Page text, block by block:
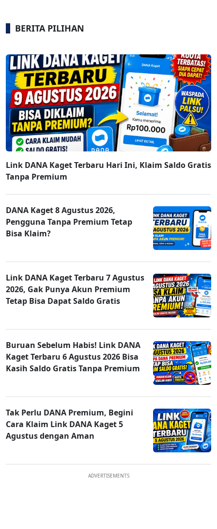
BERITA PILIHAN
Link DANA Kaget Terbaru Hari Ini, Klaim Saldo Gratis
Tanpa Premium
DANA Kaget 8 Agustus 2026,
Pengguna Tanpa Premium Tetap
Bisa Klaim?
Link DANA Kaget Terbaru 7 Agustus
2026, Gak Punya Akun Premium
Tetap Bisa Dapat Saldo Gratis
Buruan Sebelum Habis! Link DANA
Kaget Terbaru 6 Agustus 2026 Bisa
Kasih Saldo Gratis Tanpa Premium
Tak Perlu DANA Premium, Begini
Cara Klaim Link DANA Kaget 5
Agustus dengan Aman
ADVERTISEMENTS